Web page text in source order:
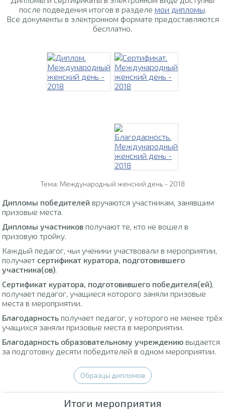
после подведения итогов в разделе мои дипломы.
Все документы в электронном формате предоставляются
бесплатно.
Тема: Международный женский день - 2018
Дипломы победителей вручаются участникам, занявшим
призовые места.
Дипломы участников получают те, кто не вошел в
призовую тройку.
Каждый педагог, чьи ученики участвовали в мероприятии,
получает сертификат куратора, подготовившего
участника(ов).
Сертификат куратора, подготовившего победителя(ей),
получает педагог, учащиеся которого заняли призовые
места в мероприятии.
Благодарность получает педагог, у которого не менее трёх
учащихся заняли призовые места в мероприятии.
Благодарность образовательному учреждению выдается
за подготовку десяти победителей в одном мероприятии.
Образцы дипломов
Итоги мероприятия